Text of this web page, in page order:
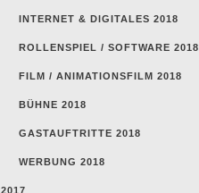
INTERNET & DIGITALES 2018
ROLLENSPIEL / SOFTWARE 2018
FILM / ANIMATIONSFILM 2018
BÜHNE 2018
GASTAUFTRITTE 2018
WERBUNG 2018
2017